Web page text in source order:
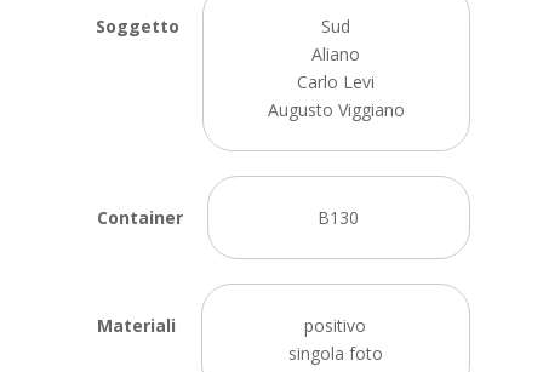
Soggetto
Sud
Aliano
Carlo Levi
Augusto Viggiano
Container B130
Materiali
positivo
singola foto